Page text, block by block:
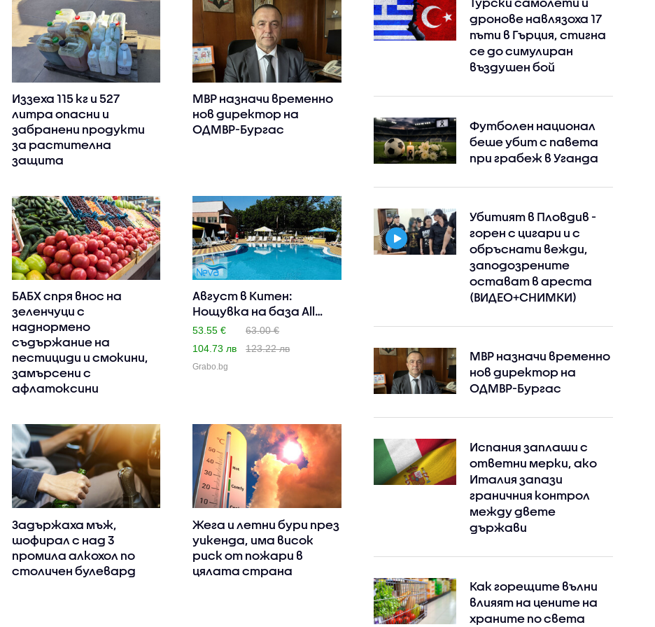
Иззеха 115 кг и 527
литра опасни и
забранени продукти
за растителна
защита
МВР назначи временно
нов директор на
ОДМВР-Бургас
БАБХ спря внос на
зеленчуци с
наднормено
съдържание на
пестициди и смокини,
замърсени с
афлатоксини
Август в Китен:
Нощувка на база All
Inclusiv..
53.55 €
63.00 €
104.73 лв
123.22 лв
Grabo.bg
Задържаха мъж,
шофирал с над 3
промила алкохол по
столичен булевард
Жега и летни бури през
уикенда, има висок
риск от пожари в
цялата страна
дронове навлязоха 17
пъти в Гърция, стигна
се до симулиран
въздушен бой
Футболен национал
беше убит с павета
при грабеж в Уганда
Убитият в Пловдив -
горен с цигари и с
обръснати вежди,
заподозрените
остават в ареста
(ВИДЕО+СНИМКИ)
МВР назначи временно
нов директор на
ОДМВР-Бургас
Испания заплаши с
ответни мерки, ако
Италия запази
граничния контрол
между двете
държави
Как горещите вълни
влияят на цените на
храните по света